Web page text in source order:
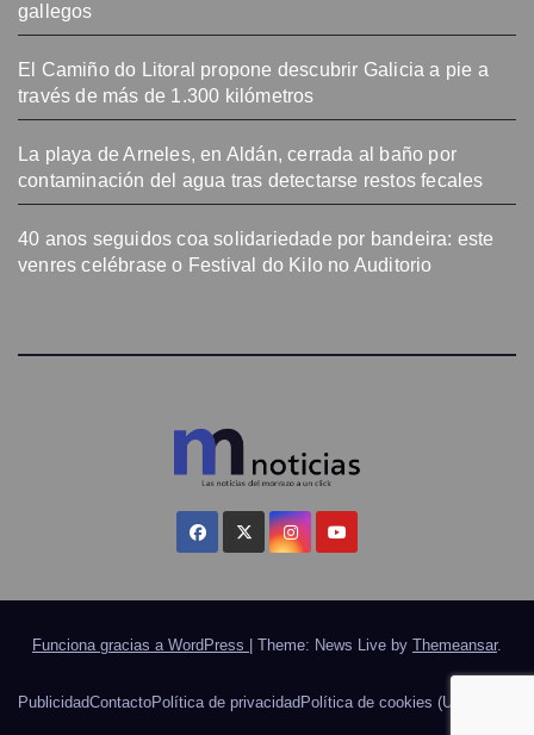
gallegos
El Camiño do Litoral propone descubrir Galicia a pie a
través de más de 1.300 kilómetros
La playa de Arneles, en Aldán, cerrada al baño por
contaminación del agua tras detectarse restos fecales
40 anos seguidos coa solidariedade por bandeira: este
venres celébrase o Festival do Kilo no Auditorio
Funciona gracias a WordPress | Theme: News Live by Themeansar.
PublicidadContactoPolítica de privacidad Política de cookies (UE)